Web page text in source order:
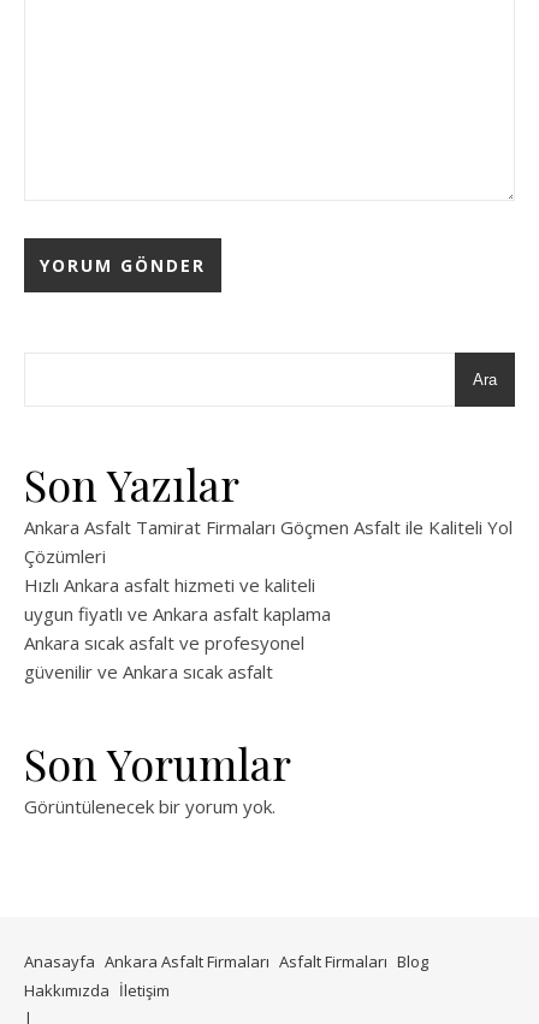
Ara
Son Yazılar
Ankara Asfalt Tamirat Firmaları Göçmen Asfalt ile Kaliteli Yol
Çözümleri
Hızlı Ankara asfalt hizmeti ve kaliteli
uygun fiyatlı ve Ankara asfalt kaplama
Ankara sıcak asfalt ve profesyonel
güvenilir ve Ankara sıcak asfalt
Son Yorumlar
Görüntülenecek bir yorum yok.
Anasayfa Ankara Asfalt Firmaları Asfalt Firmaları Blog
Hakkımızda İletişim